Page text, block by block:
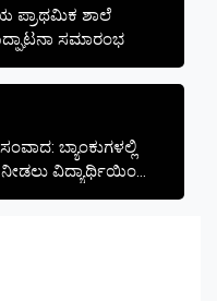
ಪ್ರಾಥಮಿಕ ಶಾಲೆ
ಸಮಾರಂಭ
ಬ್ಯಾಂಕುಗಳಲ್ಲಿ
ನೀಡಲು ವಿದ್ಯಾರ್ಥಿಯಿಂದ